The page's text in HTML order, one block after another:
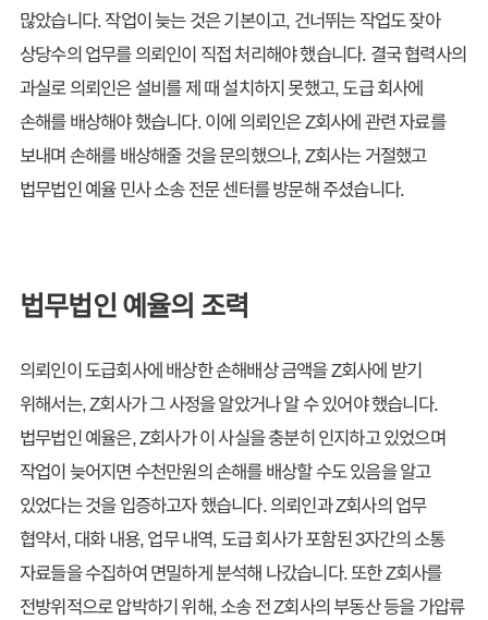
많았습니다. 작업이 늦는 것은 기본이고, 건너뛰는 작업도 잦아
상당수의 업무를 의뢰인이 직접 처리해야 했습니다. 결국 협력사의
과실로 의뢰인은 설비를 제 때 설치하지 못했고, 도급 회사에
손해를 배상해야 했습니다. 이에 의뢰인은 Z회사에 관련 자료를
보내며 손해를 배상해줄 것을 문의했으나, Z회사는 거절했고
법무법인 예율 민사 소송 전문 센터를 방문해 주셨습니다.
법무법인 예율의 조력
의뢰인이 도급회사에 배상한 손해배상 금액을 Z회사에 받기
위해서는, Z회사가 그 사정을 알았거나 알 수 있어야 했습니다.
법무법인 예율은, Z회사가 이 사실을 충분히 인지하고 있었으며
작업이 늦어지면 수천만원의 손해를 배상할 수도 있음을 알고
있었다는 것을 입증하고자 했습니다. 의뢰인과 Z회사의 업무
협약서, 대화 내용, 업무 내역, 도급 회사가 포함된 3자간의 소통
자료들을 수집하여 면밀하게 분석해 나갔습니다. 또한 Z회사를
전방위적으로 압박하기 위해, 소송 전 Z회사의 부동산 등을 가압류